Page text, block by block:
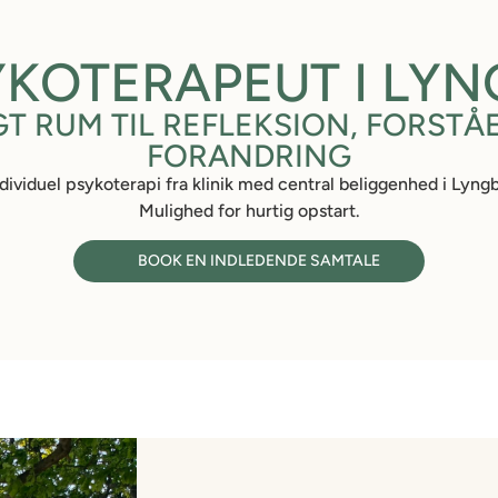
OP FOR DE TING, JEG IKKE TIDLIGERE
TIL”
I
RUM TIL REFLEKSION,
FORANDRING
psykoterapi fra klinik med central beliggenhed i
Mulighed for hurtig opstart.
BOOK EN INDLEDENDE SAMTALE